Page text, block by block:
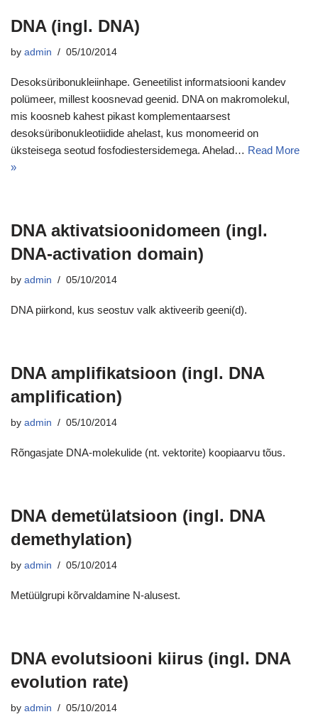
DNA (ingl. DNA)
by admin 05/10/2014
Desoksüribonukleiinhape. Geneetilist informatsiooni kandev
polümeer, millest koosnevad geenid. DNA on makromolekul,
mis koosneb kahest pikast komplementaarsest
desoksüribonukleotiidide ahelast, kus monomeerid on
üksteisega seotud fosfodiestersidemega. Ahelad… Read More
»
DNA aktivatsioonidomeen (ingl.
DNA-activation domain)
by admin 05/10/2014
DNA piirkond, kus seostuv valk aktiveerib geeni(d).
DNA amplifikatsioon (ingl. DNA
amplification)
by admin 05/10/2014
Rõngasjate DNA-molekulide (nt. vektorite) koopiaarvu tõus.
DNA demetülatsioon (ingl. DNA
demethylation)
by admin 05/10/2014
Metüülgrupi kõrvaldamine N-alusest.
DNA evolutsiooni kiirus (ingl. DNA
evolution rate)
by admin 05/10/2014